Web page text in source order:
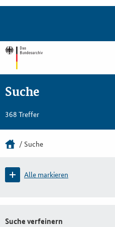
Suche
368 Treffer
Suche
Alle markieren
Suche verfeinern